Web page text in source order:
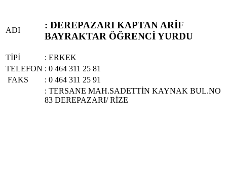
ADI
: DEREPAZARI KAPTAN ARİF
BAYRAKTAR ÖĞRENCİ YURDU
TİPİ
: ERKEK
TELEFON : 0 464 311 25 81
FAKS
: 0 464 311 25 91
: TERSANE MAH.SADETTİN KAYNAK BUL.NO
83 DEREPAZARI/ RİZE